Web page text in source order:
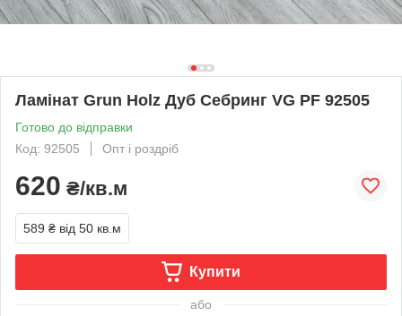
Ламінат Grun Holz Дуб Себринг VG PF 92505
Готово до відправки
Код: 92505
Опт і роздріб
620 ₴/кв.м
589 ₴ від 50 кв.м
Купити
або